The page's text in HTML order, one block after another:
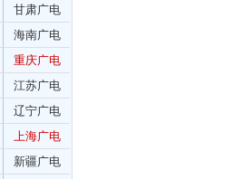
甘肃广电
海南广电
重庆广电
江苏广电
辽宁广电
上海广电
新疆广电